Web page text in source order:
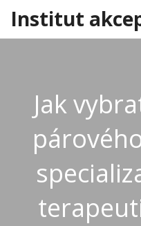
Institut
Jak